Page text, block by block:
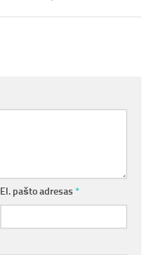
El. pašto adresas *